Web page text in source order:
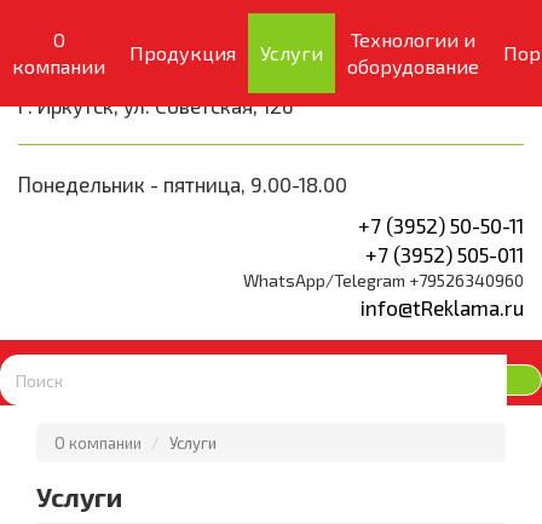
РАБОТАЕМ С 2006 Г.
г. Иркутск, ул. Советская, 126
Понедельник - пятница, 9.00-18.00
+7 (3952) 50-50-11
+7 (3952) 505-011
WhatsApp/Telegram +79526340960
info@tReklama.ru
О
компании
Продукция Услуги
Технологии и
оборудование
О компании Услуги
Услуги